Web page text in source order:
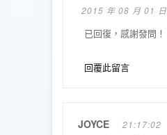
2015 年 08 月 01 日
已回復，感謝發問！
回覆此留言
JOYCE
21:17:02